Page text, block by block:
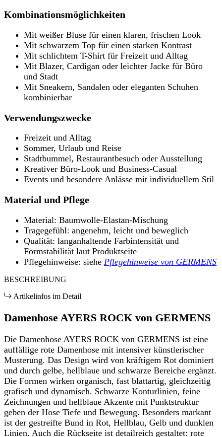
Kombinationsmöglichkeiten
Mit weißer Bluse für einen klaren, frischen Look
Mit schwarzem Top für einen starken Kontrast
Mit schlichtem T-Shirt für Freizeit und Alltag
Mit Blazer, Cardigan oder leichter Jacke für Büro
und Stadt
Mit Sneakern, Sandalen oder eleganten Schuhen
kombinierbar
Verwendungszwecke
Freizeit und Alltag
Sommer, Urlaub und Reise
Stadtbummel, Restaurantbesuch oder Ausstellung
Kreativer Büro-Look und Business-Casual
Events und besondere Anlässe mit individuellem Stil
Material und Pflege
Material: Baumwolle-Elastan-Mischung
Tragegefühl: angenehm, leicht und beweglich
Qualität: langanhaltende Farbintensität und
Formstabilität laut Produktseite
Pflegehinweise: siehe Pflegehinweise von GERMENS
BESCHREIBUNG
Artikelinfos im Detail
Damenhose AYERS ROCK von GERMENS
Die Damenhose AYERS ROCK von GERMENS ist eine
auffällige rote Damenhose mit intensiver künstlerischer
Musterung. Das Design wird von kräftigem Rot dominiert
und durch gelbe, hellblaue und schwarze Bereiche ergänzt.
Die Formen wirken organisch, fast blattartig, gleichzeitig
grafisch und dynamisch. Schwarze Konturlinien, feine
Zeichnungen und hellblaue Akzente mit Punktstruktur
geben der Hose Tiefe und Bewegung. Besonders markant
ist der gestreifte Bund in Rot, Hellblau, Gelb und dunklen
Linien. Auch die Rückseite ist detailreich gestaltet: rote